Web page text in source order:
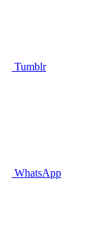
Tumblr
WhatsApp